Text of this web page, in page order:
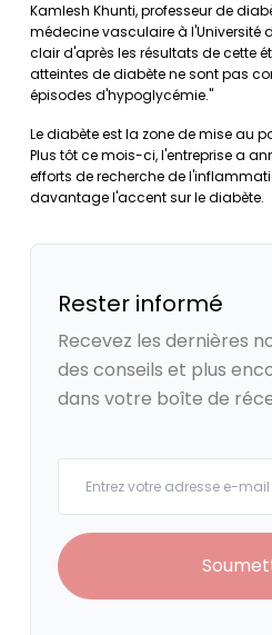
Kamlesh Khunti, professeur de
médecine vasculaire à l'Université
clair d'après les résultats de cette
atteintes de diabète ne sont pas
épisodes d'hypoglycémie."
Le diabète est la zone de mise au
Plus tôt ce mois-ci, l'entreprise a
efforts de recherche de
davantage l'accent sur le diabète.
Rester informé
Recevez les dernières
des conseils et plus
dans votre boîte de